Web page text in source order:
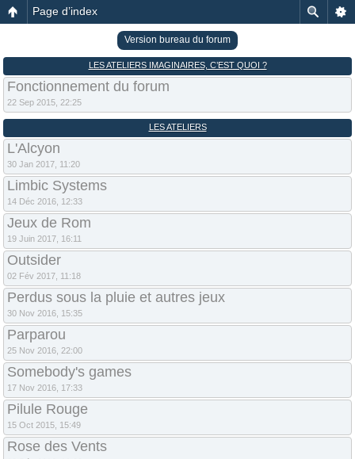
Page d’index
Version bureau du forum
LES ATELIERS IMAGINAIRES, C’EST QUOI ?
Fonctionnement du forum
22 Sep 2015, 22:25
LES ATELIERS
L'Alcyon
30 Jan 2017, 11:20
Limbic Systems
14 Déc 2016, 12:33
Jeux de Rom
19 Juin 2017, 16:11
Outsider
02 Fév 2017, 11:18
Perdus sous la pluie et autres jeux
30 Nov 2016, 15:35
Parparou
25 Nov 2016, 22:00
Somebody's games
17 Nov 2016, 17:33
Pilule Rouge
15 Oct 2015, 15:49
Rose des Vents